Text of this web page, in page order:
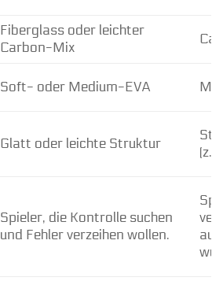
Fiberglass oder leichter
Carbon-Mix
Soft- oder Medium-EVA
Glatt oder leichte Struktur
Spieler, die Kontrolle suchen
und Fehler verzeihen wollen.